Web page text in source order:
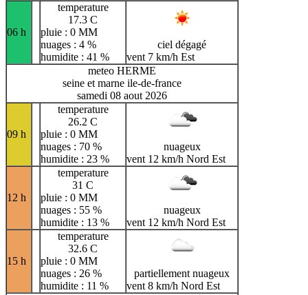
06 h
temperature
17.3 C
pluie : 0 MM
nuages : 4 %
humidite : 41 %
ciel dégagé
vent 7 km/h Est
meteo HERME
seine et marne ile-de-france
samedi 08 aout 2026
09 h
temperature
26.2 C
pluie : 0 MM
nuages : 70 %
humidite : 23 %
nuageux
vent 12 km/h Nord Est
12 h
temperature
31 C
pluie : 0 MM
nuages : 55 %
humidite : 13 %
nuageux
vent 12 km/h Nord Est
15 h
temperature
32.6 C
pluie : 0 MM
nuages : 26 %
humidite : 11 %
partiellement nuageux
vent 8 km/h Nord Est